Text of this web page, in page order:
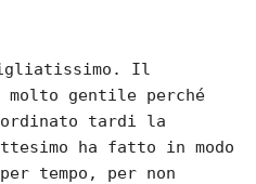
Il
molto gentile perché
ordinato tardi la
ha fatto in modo
tempo, per non